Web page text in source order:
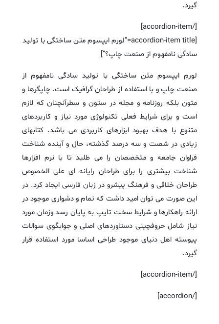
گیرد.
[/accordion-item]
[accordion-item title=”لورم ایپسوم متن ساختگی با تولید
سادگی نامفهوم از صنعت چاپ؟”]
لورم ایپسوم متن ساختگی با تولید سادگی نامفهوم از
صنعت چاپ و با استفاده از طراحان گرافیک است. چاپگرها و
متون بلکه روزنامه و مجله در ستون و سطرآنچنان که لازم
است و برای شرایط فعلی تکنولوژی مورد نیاز و کاربردهای
متنوع با هدف بهبود ابزارهای کاربردی می باشد. کتابهای
زیادی در شصت و سه درصد گذشته، حال و آینده شناخت
فراوان جامعه و متخصصان را می طلبد تا با نرم افزارها
شناخت بیشتری را برای طراحان رایانه ای علی الخصوص
طراحان خلاقی و فرهنگ پیشرو در زبان فارسی ایجاد کرد. در
این صورت می توان امید داشت که تمام و دشواری موجود در
ارائه راهکارها و شرایط سخت تایپ به پایان رسد وزمان مورد
نیاز شامل حروفچینی دستاوردهای اصلی و جوابگوی سوالات
پیوسته اهل دنیای موجود طراحی اساسا مورد استفاده قرار
گیرد.
[/accordion-item]
[/accordion]